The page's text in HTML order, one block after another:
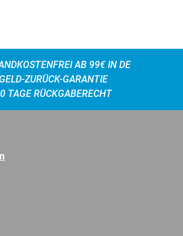
AB 99€ IN DE
ZURÜCK-GARANTIE
TAGE RÜCKGABERECHT